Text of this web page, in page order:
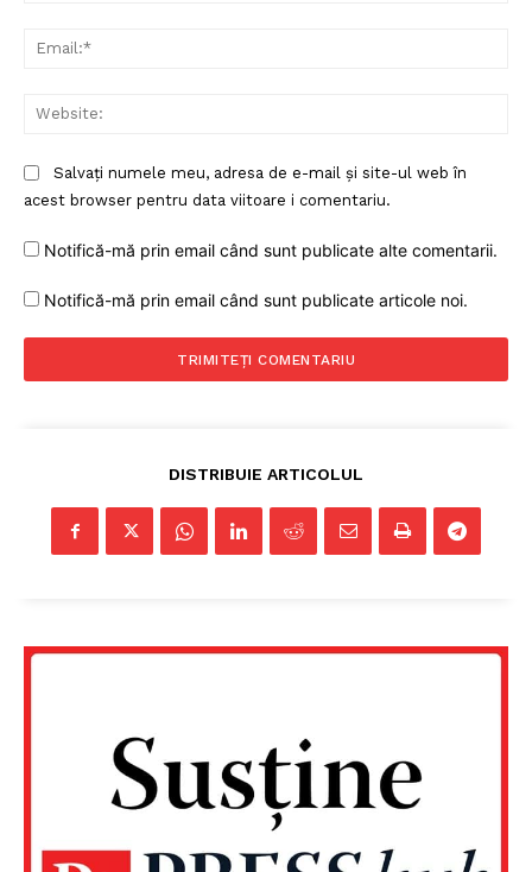
Salvați numele meu, adresa de e-mail și site-ul web în
acest browser pentru data viitoare i comentariu.
Notifică-mă prin email când sunt publicate alte comentarii.
Notifică-mă prin email când sunt publicate articole noi.
DISTRIBUIE ARTICOLUL